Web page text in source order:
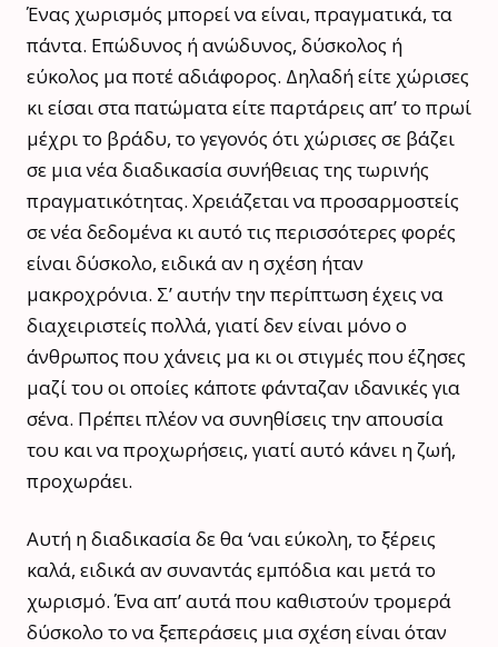
Ένας χωρισμός μπορεί να είναι, πραγματικά, τα
πάντα. Επώδυνος ή ανώδυνος, δύσκολος ή
εύκολος μα ποτέ αδιάφορος. Δηλαδή είτε χώρισες
κι είσαι στα πατώματα είτε παρτάρεις απ’ το πρωί
μέχρι το βράδυ, το γεγονός ότι χώρισες σε βάζει
σε μια νέα διαδικασία συνήθειας της τωρινής
πραγματικότητας. Χρειάζεται να προσαρμοστείς
σε νέα δεδομένα κι αυτό τις περισσότερες φορές
είναι δύσκολο, ειδικά αν η σχέση ήταν
μακροχρόνια. Σ’ αυτήν την περίπτωση έχεις να
διαχειριστείς πολλά, γιατί δεν είναι μόνο ο
άνθρωπος που χάνεις μα κι οι στιγμές που έζησες
μαζί του οι οποίες κάποτε φάνταζαν ιδανικές για
σένα. Πρέπει πλέον να συνηθίσεις την απουσία
του και να προχωρήσεις, γιατί αυτό κάνει η ζωή,
προχωράει.
Αυτή η διαδικασία δε θα ‘ναι εύκολη, το ξέρεις
καλά, ειδικά αν συναντάς εμπόδια και μετά το
χωρισμό. Ένα απ’ αυτά που καθιστούν τρομερά
δύσκολο το να ξεπεράσεις μια σχέση είναι όταν